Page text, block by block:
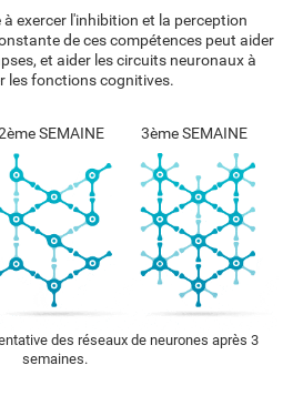
à exercer l'inhibition et la perception
de ces compétences peut aider
et aider les circuits neuronaux à
les fonctions cognitives.
SEMAINE 3ème SEMAINE
des réseaux de neurones après 3
semaines.